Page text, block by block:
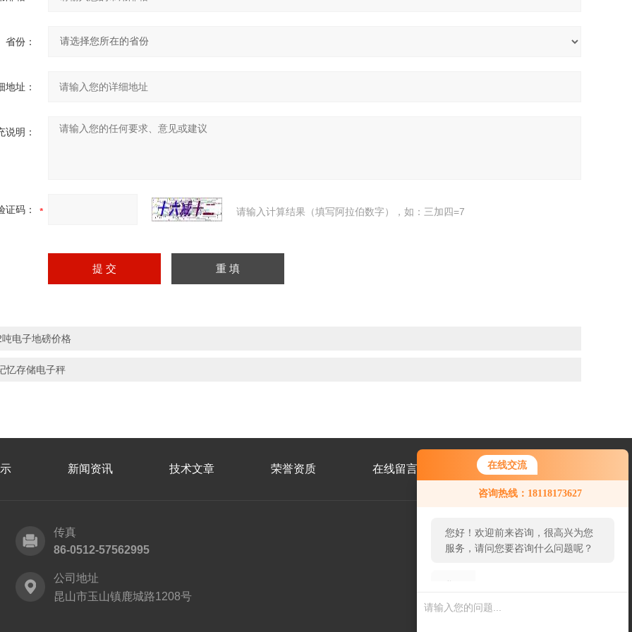
在线交流
咨询热线：18118173627
您好！欢迎前来咨询，很高兴为您
服务，请问您要咨询什么问题呢？
您好，看您停留很久了，是否找到
了需求产品，您可以直接在线与我
省份：
地址：
说明：
证码： 请输入计算结果（填写阿拉伯数字），如：三加四=7
吨电子地磅价格
忆存储电子秤
新闻资讯 技术文章 荣誉资质 在线留言 联系我们
传真
86-0512-57562995
公司地址
昆山市玉山镇鹿城路1208号
码